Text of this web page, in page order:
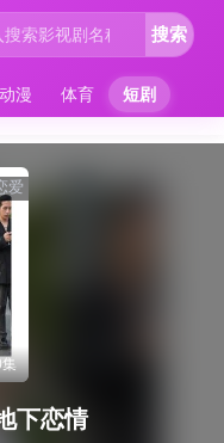
动漫 体育 短剧
搜索
爱
下恋情